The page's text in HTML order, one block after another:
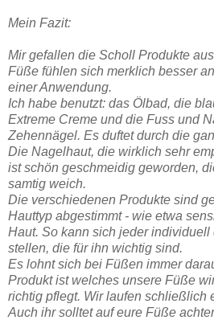
Mein Fazit:
Mir gefallen die Scholl Produkte
Füße fühlen sich merklich besser
einer Anwendung.
Ich habe benutzt: das Ölbad, die
Extreme Creme und die Fuss und
Zehennägel. Es duftet durch die
Die Nagelhaut, die wirklich sehr
ist schön geschmeidig geworden,
samtig weich.
Die verschiedenen Produkte sind
Hauttyp abgestimmt - wie etwa
Haut. So kann sich jeder individuell
stellen, die für ihn wichtig sind.
Es lohnt sich bei Füßen immer
Produkt ist welches unsere Füße
richtig pflegt. Wir laufen schließlich
Auch ihr solltet auf eure Füße